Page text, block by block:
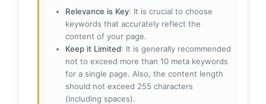
Relevance is Key: It is crucial to choose
keywords that accurately reflect the
content of your page.
Keep it Limited: It is generally recommended
not to exceed more than 10 meta keywords
for a single page. Also, the content length
should not exceed 255 characters
(including spaces).